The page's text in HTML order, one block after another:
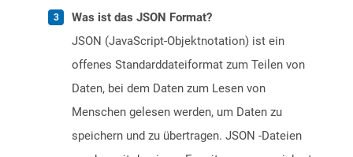
Was ist das JSON Format?
JSON (JavaScript-Objektnotation) ist ein
offenes Standarddateiformat zum Teilen von
Daten, bei dem Daten zum Lesen von
Menschen gelesen werden, um Daten zu
speichern und zu übertragen. JSON -Dateien